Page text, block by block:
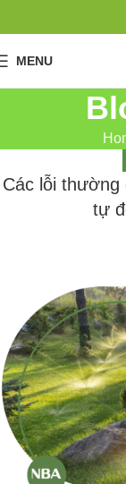
MENU
Các lỗi
tự